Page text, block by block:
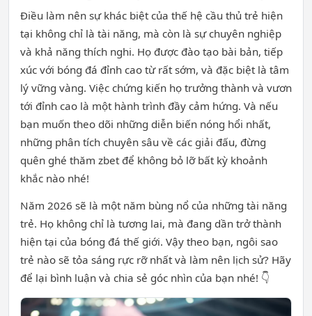
Điều làm nên sự khác biệt của thế hệ cầu thủ trẻ hiện
tại không chỉ là tài năng, mà còn là sự chuyên nghiệp
và khả năng thích nghi. Họ được đào tạo bài bản, tiếp
xúc với bóng đá đỉnh cao từ rất sớm, và đặc biệt là tâm
lý vững vàng. Việc chứng kiến họ trưởng thành và vươn
tới đỉnh cao là một hành trình đầy cảm hứng. Và nếu
bạn muốn theo dõi những diễn biến nóng hổi nhất,
những phân tích chuyên sâu về các giải đấu, đừng
quên ghé thăm zbet để không bỏ lỡ bất kỳ khoảnh
khắc nào nhé!
Năm 2026 sẽ là một năm bùng nổ của những tài năng
trẻ. Họ không chỉ là tương lai, mà đang dần trở thành
hiện tại của bóng đá thế giới. Vậy theo bạn, ngôi sao
trẻ nào sẽ tỏa sáng rực rỡ nhất và làm nên lịch sử? Hãy
để lại bình luận và chia sẻ góc nhìn của bạn nhé! 👇